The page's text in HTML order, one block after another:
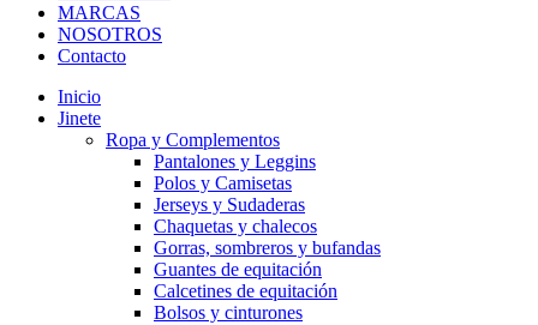
MARCAS
NOSOTROS
Contacto
Inicio
Jinete
Ropa y Complementos
Pantalones y Leggins
Polos y Camisetas
Jerseys y Sudaderas
Chaquetas y chalecos
Gorras, sombreros y bufandas
Guantes de equitación
Calcetines de equitación
Bolsos y cinturones